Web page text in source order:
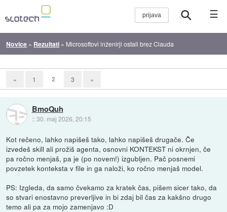
☰
Novice » Rezultati » Microsoftovi inženirji ostali brez Clauda
« 1 2 3 »
BmoQuh
::30. maj 2026, 20:15
Kot rečeno, lahko napišeš tako, lahko napišeš drugače. Če
izvedeš skill ali prožiš agenta, osnovni KONTEKST ni okrnjen, če
pa ročno menjaš, pa je (po novem!) izgubljen. Pač posnemi
povzetek konteksta v file in ga naloži, ko ročno menjaš model.
PS: Izgleda, da samo čvekamo za kratek čas, pišem sicer tako, da
so stvari enostavno preverljive in bi zdaj bil čas za kakšno drugo
temo ali pa za mojo zamenjavo :D